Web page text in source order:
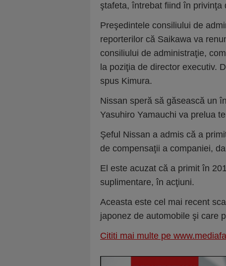
ştafeta, întrebat fiind în privinţa
Preşedintele consiliului de
reporterilor că Saikawa va
consiliului de administraţie,
la poziţia de director executiv.
spus Kimura.
Nissan speră să găsească un
Yasuhiro Yamauchi va prelua
Şeful Nissan a admis că a
de compensaţii a companiei,
El este acuzat că a primit în
suplimentare, în acţiuni.
Aceasta este cel mai recent
japonez de automobile şi care
Cititi mai multe pe